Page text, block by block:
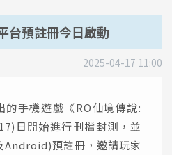
台預註冊今日啟動
2025-04-17 11:00
手機遊戲《RO仙境傳說:
日開始進行刪檔封測，並
Android)預註冊，邀請玩家